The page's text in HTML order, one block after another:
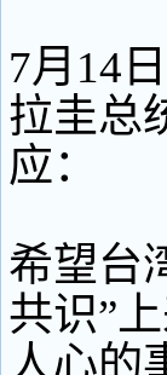
7月14
拉圭总
应：
希望台
共识”
人心的